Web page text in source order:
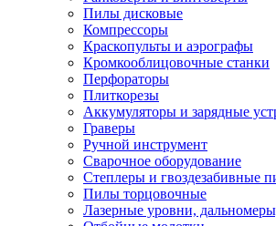
Пилы дисковые
Компрессоры
Краскопульты и аэрографы
Кромкооблицовочные станки
Перфораторы
Плиткорезы
Аккумуляторы и зарядные
Граверы
Ручной инструмент
Сварочное оборудование
Степлеры и гвоздезабивные
Пилы торцовочные
Лазерные уровни,